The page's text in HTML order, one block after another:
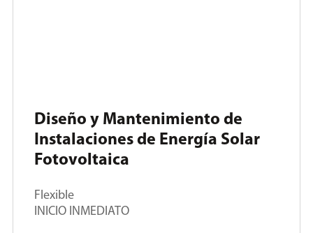
Diseño y Mantenimiento de
Instalaciones de Energía Solar
Fotovoltaica
Flexible
INICIO INMEDIATO